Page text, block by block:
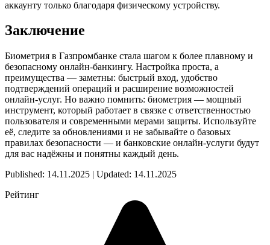
аккаунту только благодаря физическому устройству.
Заключение
Биометрия в Газпромбанке стала шагом к более плавному и
безопасному онлайн-банкингу. Настройка проста, а
преимущества — заметны: быстрый вход, удобство
подтверждений операций и расширение возможностей
онлайн-услуг. Но важно помнить: биометрия — мощный
инструмент, который работает в связке с ответственностью
пользователя и современными мерами защиты. Используйте
её, следите за обновлениями и не забывайте о базовых
правилах безопасности — и банковские онлайн-услуги будут
для вас надёжны и понятны каждый день.
Published: 14.11.2025 | Updated: 14.11.2025
Рейтинг